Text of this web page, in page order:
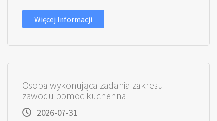
Więcej Informacji
Osoba wykonująca zadania zakresu
zawodu pomoc kuchenna
2026-07-31